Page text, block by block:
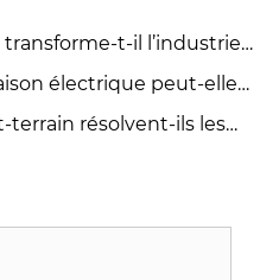
t-il l’industrie
électrique peut-elle
?
résolvent-ils les